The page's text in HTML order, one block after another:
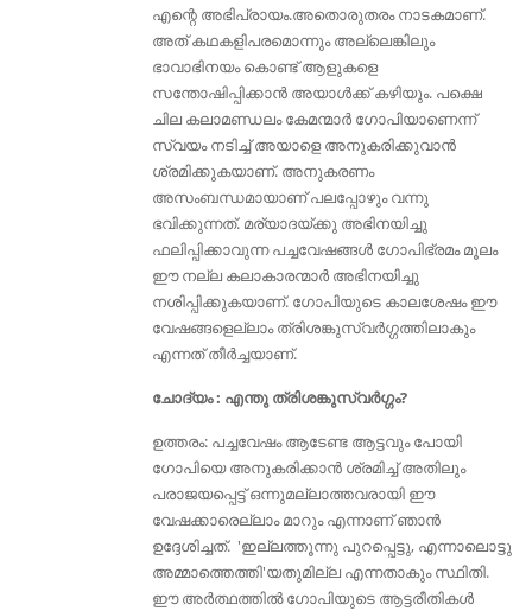
എന്റെ അഭിപ്രായം.അതൊരുതരം നാടകമാണ്.
അത് കഥകളിപരമൊന്നും അല്ലെങ്കിലും
ഭാവാഭിനയം കൊണ്ട് ആളുകളെ
സന്തോഷിപ്പിക്കാൻ അയാള്‍ക്ക്‌ കഴിയും. പക്ഷെ
ചില കലാമണ്ഡലം കേമന്മാര്‍ ഗോപിയാണെന്ന്
സ്വയം നടിച്ച് അയാളെ അനുകരിക്കുവാന്‍
ശ്രമിക്കുകയാണ്. അനുകരണം
അസംബന്ധമായാണ് പലപ്പോഴും വന്നു
ഭവിക്കുന്നത്. മര്യാദയ്ക്കു അഭിനയിച്ചു
ഫലിപ്പിക്കാവുന്ന പച്ചവേഷങ്ങള്‍ ഗോപിഭ്രമം മൂലം
ഈ നല്ല കലാകാരന്മാര്‍ അഭിനയിച്ചു
നശിപ്പിക്കുകയാണ്. ഗോപിയുടെ കാലശേഷം ഈ
വേഷങ്ങളെല്ലാം ത്രിശങ്കുസ്വര്‍ഗ്ഗത്തിലാകും
എന്നത് തീര്‍ച്ചയാണ്.
ചോദ്യം : എന്തു ത്രിശങ്കുസ്വര്‍ഗ്ഗം?
ഉത്തരം: പച്ചവേഷം ആടേണ്ട ആട്ടവും പോയി
ഗോപിയെ അനുകരിക്കാന്‍ ശ്രമിച്ച് അതിലും
പരാജയപ്പെട്ട് ഒന്നുമല്ലാത്തവരായി ഈ
വേഷക്കാരെല്ലാം മാറും എന്നാണ് ഞാന്‍
ഉദ്ദേശിച്ചത്. 'ഇല്ലത്തൂന്നു പുറപ്പെട്ടു, എന്നാലൊട്ടു
അമ്മാത്തെത്തി'യതുമില്ല എന്നതാകും സ്ഥിതി.
ഈ അര്‍ത്ഥത്തില്‍ ഗോപിയുടെ ആട്ടരീതികള്‍